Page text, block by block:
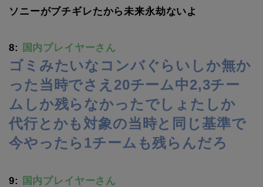
ソニーがブチギレたから未来永劫ないよ
8: 国内プレイヤーさん
ゴミみたいなコンバぐらいしか無か
った当時でさえ20チーム中2,3チー
ムしか残らなかったでしょたしか
代行とかも対象の当時と同じ基準で
今やったら1チームも残らんだろ
9:
国内プレイヤーさん